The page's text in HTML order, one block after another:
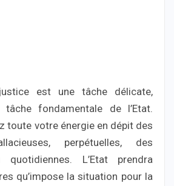
est une tâche délicate,
tâche fondamentale de l’Etat.
toute votre énergie en dépit des
perpétuelles, des
quotidiennes. L’Etat prendra
qu’impose la situation pour la